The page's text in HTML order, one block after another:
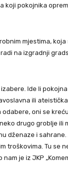
koji pokojnika
mjestima,
na izgradnji
Ide li
ili
oni se
drugo groblje ili
dženaze i sahrane.
troškovima. Tu se
je iz JKP